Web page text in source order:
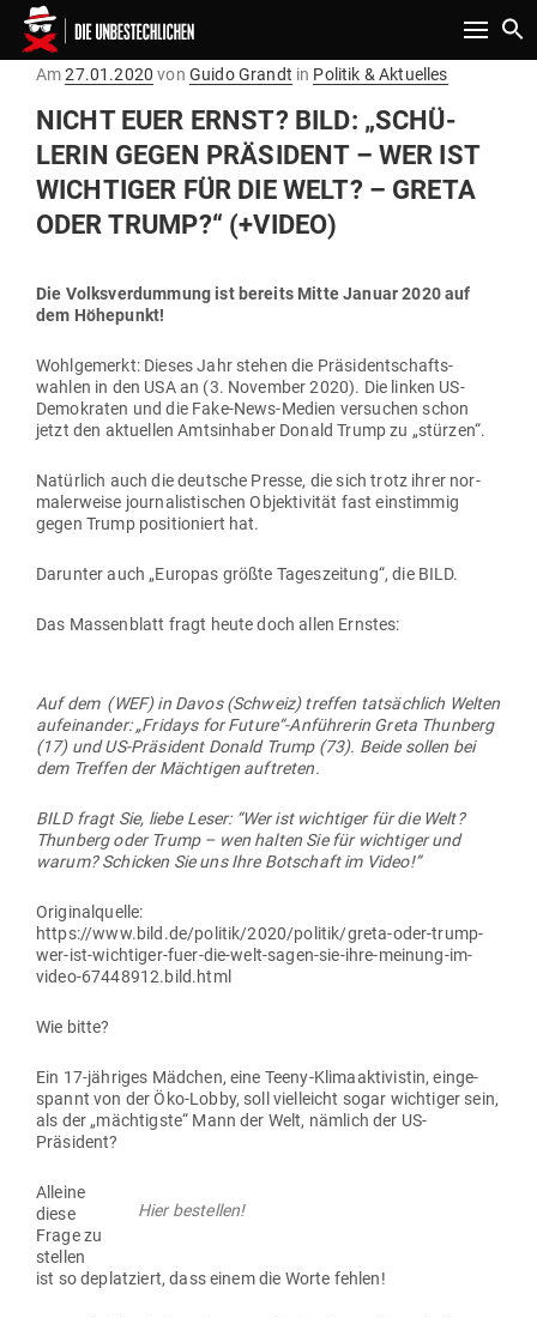
Toggle
AmGepostet
27.01.2020 von Guido Grandt in Politik & Aktuelles
NICHT EUER ERNST? BILD: „SCHÜ­
LERIN GEGEN PRÄ­SIDENT – WER IST
WICH­TIGER FÜR DIE WELT? – GRETA
ODER TRUMP?“ (+VIDEO)
Die Volks­ver­dummung ist bereits Mitte Januar 2020 auf
dem Höhepunkt!
Wohl­ge­merkt: Dieses Jahr stehen die Prä­si­dent­schafts­
wahlen in den USA an (3. November 2020). Die linken US-
Demo­kraten und die Fake-News-Medien ver­suchen schon
jetzt den aktu­ellen Amts­in­haber Donald Trump zu „stürzen“.
Natürlich auch die deutsche Presse, die sich trotz ihrer nor­
ma­ler­weise jour­na­lis­ti­schen Objek­ti­vität fast ein­stimmig
gegen Trump posi­tio­niert hat.
Dar­unter auch „Europas größte Tages­zeitung“, die BILD.
Das Mas­sen­blatt fragt heute doch allen Ernstes:
Auf dem (WEF) in Davos (Schweiz) treffen tat­sächlich Welten
auf­ein­ander: „Fridays for Future“-Anführerin Greta Thunberg
(17) und US-Prä­sident Donald Trump (73). Beide sollen bei
dem Treffen der Mäch­tigen auftreten.
BILD fragt Sie, liebe Leser: “Wer ist wich­tiger für die Welt?
Thunberg oder Trump – wen halten Sie für wich­tiger und
warum? Schicken Sie uns Ihre Bot­schaft im Video!”
Ori­gi­nal­quelle:
https://www.bild.de/politik/2020/politik/greta-oder-trump-
wer-ist-wichtiger-fuer-die-welt-sagen-sie-ihre-meinung-im-
video-67448912.bild.html
Wie bitte?
Ein 17-jäh­riges Mädchen, eine Teeny-Kli­ma­ak­ti­vistin, ein­ge­
spannt von der Öko-Lobby, soll viel­leicht sogar wich­tiger sein,
als der „mäch­tigste“ Mann der Welt, nämlich der US-
Präsident?
Hier bestellen!
Alleine
diese
Frage zu
stellen
ist so deplat­ziert, dass einem die Worte fehlen!